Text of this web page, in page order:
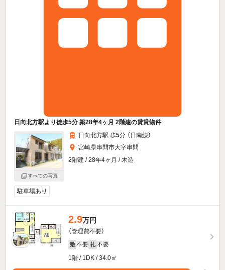
日向北方駅より徒歩5分 築28年4ヶ月 2階建の賃貸物件
すべての写真
日向北方駅 歩5分 （日南線）
宮崎県串間市大字串間
2階建 / 28年4ヶ月 / 木造
駐車場あり
2.9万円
（管理費不要）
敷 不要 礼 不要
1階 / 1DK / 34.0㎡